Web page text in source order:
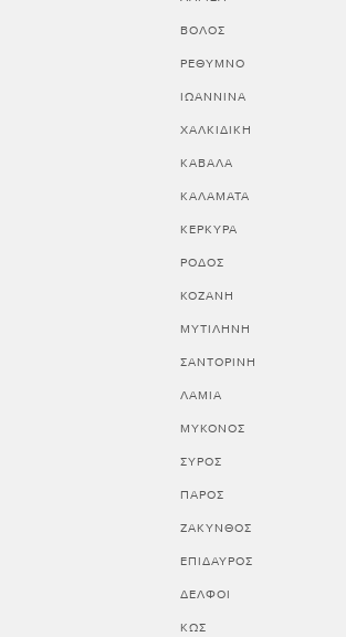
ΒΟΛΟΣ
ΡΕΘΥΜΝΟ
ΙΩΑΝΝΙΝΑ
ΧΑΛΚΙΔΙΚΗ
ΚΑΒΑΛΑ
ΚΑΛΑΜΑΤΑ
ΚΕΡΚΥΡΑ
ΡΟΔΟΣ
ΚΟΖΑΝΗ
ΜΥΤΙΛΗΝΗ
ΣΑΝΤΟΡΙΝΗ
ΛΑΜΙΑ
ΜΥΚΟΝΟΣ
ΣΥΡΟΣ
ΠΑΡΟΣ
ΖΑΚΥΝΘΟΣ
ΕΠΙΔΑΥΡΟΣ
ΔΕΛΦΟΙ
ΚΩΣ